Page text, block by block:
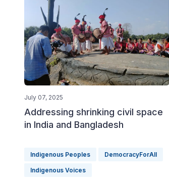
July 07, 2025
Addressing shrinking civil space
in India and Bangladesh
Indigenous Peoples DemocracyForAll
Indigenous Voices